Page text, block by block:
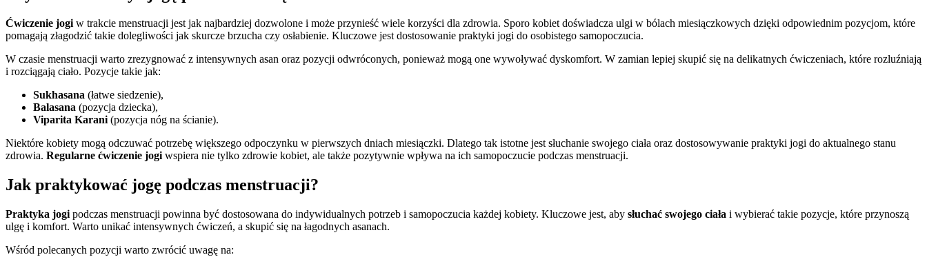
Ćwiczenie jogi w trakcie menstruacji jest jak najbardziej dozwolone i może przynieść wiele korzyści dla zdrowia. Sporo kobiet doświadcza ulgi w bólach miesiączkowych dzięki odpowiednim pozycjom, które
pomagają złagodzić takie dolegliwości jak skurcze brzucha czy osłabienie. Kluczowe jest dostosowanie praktyki jogi do osobistego samopoczucia.
W czasie menstruacji warto zrezygnować z intensywnych asan oraz pozycji odwróconych, ponieważ mogą one wywoływać dyskomfort. W zamian lepiej skupić się na delikatnych ćwiczeniach, które rozluźniają
i rozciągają ciało. Pozycje takie jak:
Sukhasana (łatwe siedzenie),
Balasana (pozycja dziecka),
Viparita Karani (pozycja nóg na ścianie).
Niektóre kobiety mogą odczuwać potrzebę większego odpoczynku w pierwszych dniach miesiączki. Dlatego tak istotne jest słuchanie swojego ciała oraz dostosowywanie praktyki jogi do aktualnego stanu
zdrowia. Regularne ćwiczenie jogi wspiera nie tylko zdrowie kobiet, ale także pozytywnie wpływa na ich samopoczucie podczas menstruacji.
Jak praktykować jogę podczas menstruacji?
Praktyka jogi podczas menstruacji powinna być dostosowana do indywidualnych potrzeb i samopoczucia każdej kobiety. Kluczowe jest, aby słuchać swojego ciała i wybierać takie pozycje, które przynoszą
ulgę i komfort. Warto unikać intensywnych ćwiczeń, a skupić się na łagodnych asanach.
Wśród polecanych pozycji warto zwrócić uwagę na: